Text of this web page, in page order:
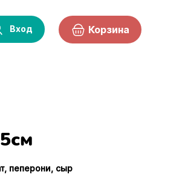
Вход Корзина
пеперони, сыр